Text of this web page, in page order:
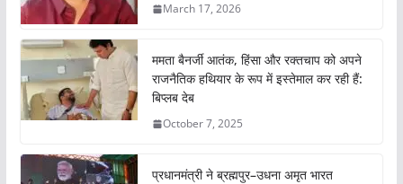
March 17, 2026
ममता बैनर्जी आतंक, हिंसा और रक्तचाप को अपने
राजनैतिक हथियार के रूप में इस्तेमाल कर रही हैं:
बिप्लब देब
October 7, 2025
प्रधानमंत्री ने ब्रह्मपुर–उधना अमृत भारत